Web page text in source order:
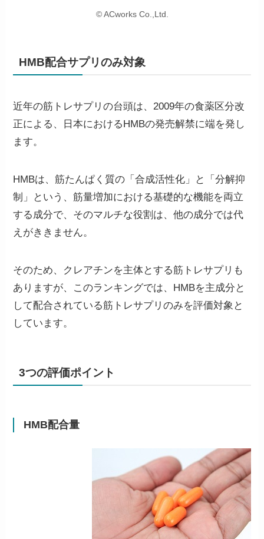
© ACworks Co.,Ltd.
HMB配合サプリのみ対象
近年の筋トレサプリの台頭は、2009年の食薬区分改
正による、日本におけるHMBの発売解禁に端を発し
ます。
HMBは、筋たんぱく質の「合成活性化」と「分解抑
制」という、筋量増加における基礎的な機能を両立
する成分で、そのマルチな役割は、他の成分では代
えがききません。
そのため、クレアチンを主体とする筋トレサプリも
ありますが、このランキングでは、 HMBを主成分と
して配合されている筋トレサプリのみを評価対象と
しています。
3つの評価ポイント
HMB配合量